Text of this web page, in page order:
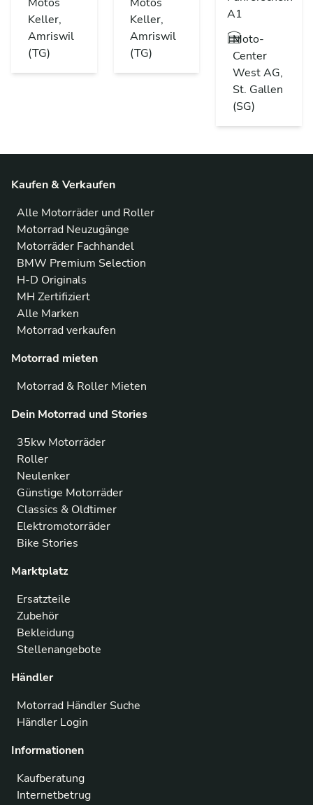
Keller,
Amriswil
(TG)
Keller,
Amriswil
(TG)
A1
Moto-
Center
West AG,
St. Gallen
(SG)
Kaufen & Verkaufen
Alle Motorräder und Roller
Motorrad Neuzugänge
Motorräder Fachhandel
BMW Premium Selection
H-D Originals
MH Zertifiziert
Alle Marken
Motorrad verkaufen
Motorrad mieten
Motorrad & Roller Mieten
Dein Motorrad und Stories
35kw Motorräder
Roller
Neulenker
Günstige Motorräder
Classics & Oldtimer
Elektromotorräder
Bike Stories
Marktplatz
Ersatzteile
Zubehör
Bekleidung
Stellenangebote
Händler
Motorrad Händler Suche
Händler Login
Informationen
Kaufberatung
Internetbetrug